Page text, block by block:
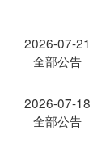
2026-07-21
全部公告
2026-07-18
全部公告